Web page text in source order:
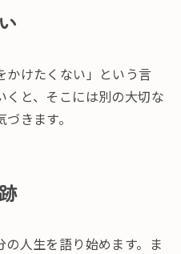
かけたくない」という言
と、そこには別の大切な
きます。
人生を語り始めます。ま